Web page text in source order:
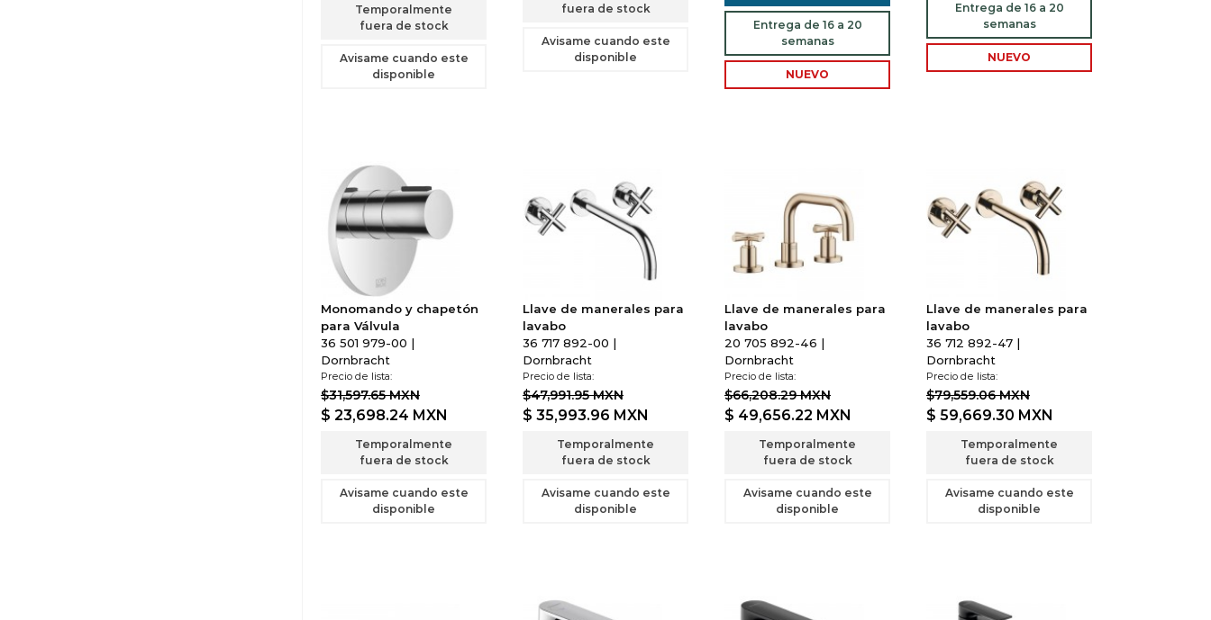
Temporalmente
fuera de stock
Avisame cuando este
disponible
fuera de stock
Avisame cuando este
disponible
Entrega de 16 a 20
semanas
NUEVO
Entrega de 16 a 20
semanas
NUEVO
Monomando y chapetón
para Válvula
36 501 979-00 |
Dornbracht
Precio de lista:
$31,597.65 MXN
$ 23,698.24 MXN
Temporalmente
fuera de stock
Avisame cuando este
disponible
Llave de manerales para
lavabo
36 717 892-00 |
Dornbracht
Precio de lista:
$47,991.95 MXN
$ 35,993.96 MXN
Temporalmente
fuera de stock
Avisame cuando este
disponible
Llave de manerales para
lavabo
20 705 892-46 |
Dornbracht
Precio de lista:
$66,208.29 MXN
$ 49,656.22 MXN
Temporalmente
fuera de stock
Avisame cuando este
disponible
Llave de manerales para
lavabo
36 712 892-47 |
Dornbracht
Precio de lista:
$79,559.06 MXN
$ 59,669.30 MXN
Temporalmente
fuera de stock
Avisame cuando este
disponible